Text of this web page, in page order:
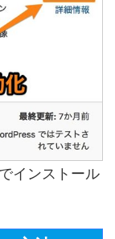
インストール